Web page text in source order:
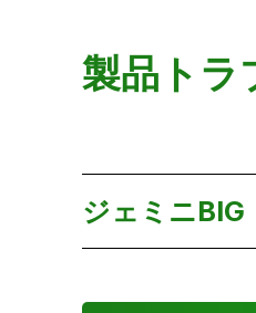
製品トラ
ジェミニBIG